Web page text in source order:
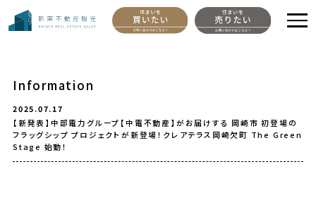
Information
2025.07.17
【新発表】中部電力グループ【中電不動産】がお届けする 岡崎市 初登場の
フラッグシップ プロジェクトが新登場！クレアテラス岡崎欠町 The Green
Stage 始動！